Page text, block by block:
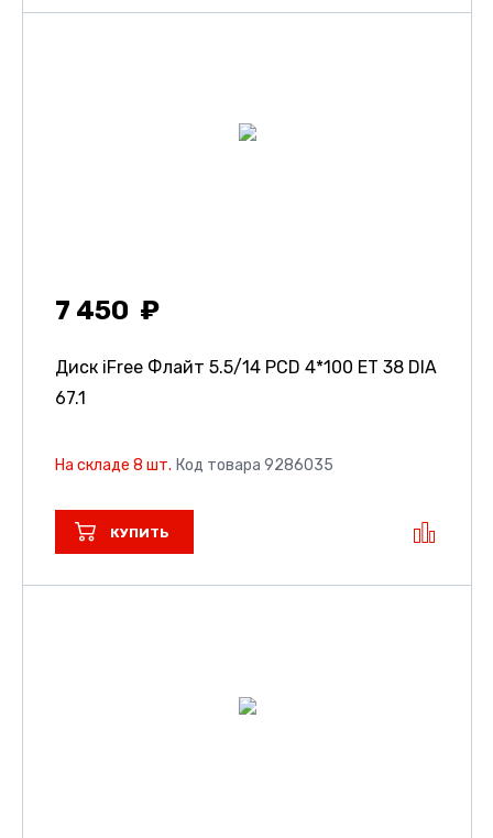
7 450
Диск iFree Флайт 5.5/14 PCD 4*100 ET 38 DIA
67.1
На складе 8 шт. Код товара 9286035
КУПИТЬ